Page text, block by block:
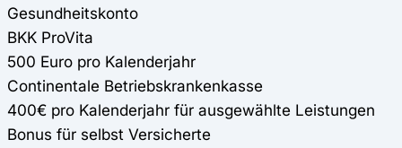
Gesundheitskonto
BKK ProVita
500 Euro pro Kalenderjahr
Continentale Betriebskrankenkasse
400€ pro Kalenderjahr für ausgewählte Leistungen
Bonus für selbst Versicherte